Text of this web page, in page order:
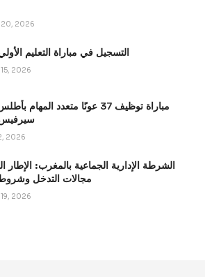
2026
التسجيل في مباراة التعليم الأولي
2026
مباراة توظيف 37 عونًا متعدد المهام
سيرفيس
2026
الشرطة الإدارية الجماعية بالمغرب: الإطار
مجالات التدخل وشروط
2026